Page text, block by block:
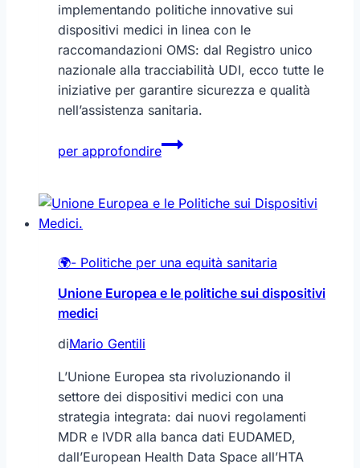
implementando politiche innovative sui
dispositivi medici in linea con le
raccomandazioni OMS: dal Registro unico
nazionale alla tracciabilità UDI, ecco tutte le
iniziative per garantire sicurezza e qualità
nell’assistenza sanitaria.
per approfondire
Italia
e
politiche
medici
🌍- Politiche per una equità sanitaria
Unione Europea e le politiche sui dispositivi
medici
diMario Gentili
L’Unione Europea sta rivoluzionando il
settore dei dispositivi medici con una
strategia integrata: dai nuovi regolamenti
MDR e IVDR alla banca dati EUDAMED,
dall’European Health Data Space all’HTA